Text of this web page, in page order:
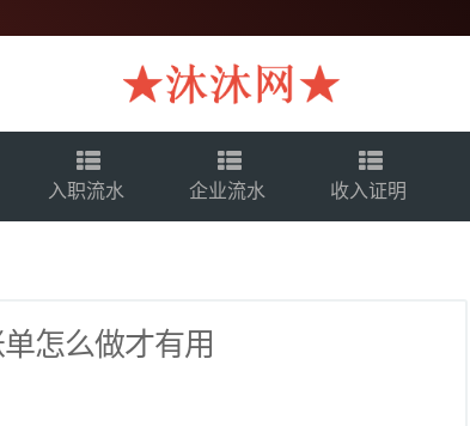
入职流水 企业流水 收入证明
怎么做才有用